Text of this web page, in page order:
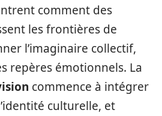
comment des
les frontières de
l’imaginaire collectif,
repères émotionnels. La
commence à intégrer
culturelle, et